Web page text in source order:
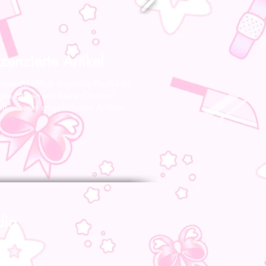
Artikel
originale Produkte!
geben wir keine Chance!
unserer angebotenen Artikeln